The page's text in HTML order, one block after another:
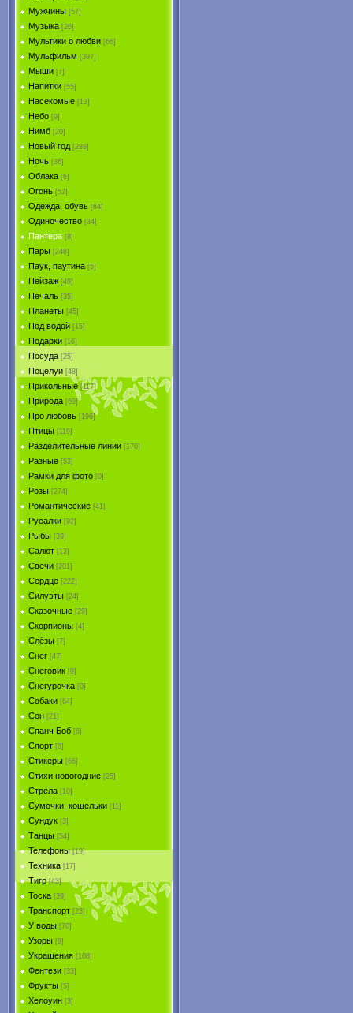
Мужчины [57]
Музыка [26]
Мультики о любви [66]
Мульфильм [397]
Мыши [7]
Напитки [55]
Насекомые [13]
Небо [9]
Нимб [20]
Новый год [288]
Ночь [36]
Облака [6]
Огонь [52]
Одежда, обувь [64]
Одиночество [34]
Пантера [8]
Пары [248]
Паук, паутина [5]
Пейзаж [49]
Печаль [35]
Планеты [45]
Под водой [15]
Подарки [16]
Посуда [25]
Поцелуи [48]
Прикольные [117]
Природа [69]
Про любовь [196]
Птицы [119]
Разделительные линии [170]
Разные [53]
Рамки для фото [0]
Розы [274]
Романтические [41]
Русалки [92]
Рыбы [39]
Салют [13]
Свечи [201]
Сердце [222]
Силуэты [24]
Сказочные [29]
Скорпионы [4]
Слёзы [7]
Снег [47]
Снеговик [0]
Снегурочка [0]
Собаки [64]
Сон [21]
Спанч Боб [6]
Спорт [8]
Стикеры [66]
Стихи новогодние [25]
Стрела [10]
Сумочки, кошельки [11]
Сундук [3]
Танцы [54]
Телефоны [19]
Техника [17]
Тигр [43]
Тоска [39]
Транспорт [23]
У воды [70]
Узоры [9]
Украшения [108]
Фентези [33]
Фрукты [5]
Хелоуин [3]